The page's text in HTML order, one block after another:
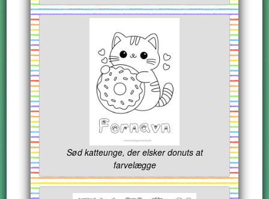
Sød katteunge, der elsker donuts at
farvelægge